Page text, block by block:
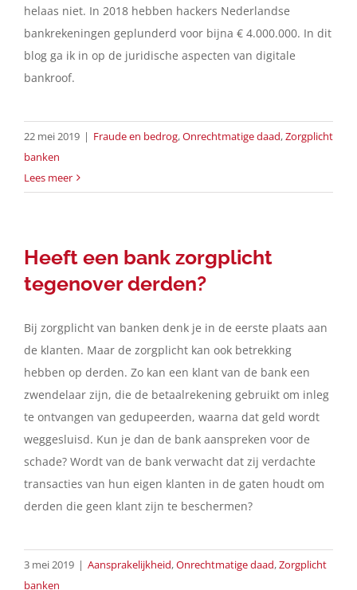
helaas niet. In 2018 hebben hackers Nederlandse
bankrekeningen geplunderd voor bijna € 4.000.000. In dit
blog ga ik in op de juridische aspecten van digitale
bankroof.
22 mei 2019 | Fraude en bedrog,Onrechtmatige daad,Zorgplicht
banken
Lees meer
Heeft een bank zorgplicht
tegenover derden?
Bij zorgplicht van banken denk je in de eerste plaats aan
de klanten. Maar de zorgplicht kan ook betrekking
hebben op derden. Zo kan een klant van de bank een
zwendelaar zijn, die de betaalrekening gebruikt om inleg
te ontvangen van gedupeerden, waarna dat geld wordt
weggesluisd. Kun je dan de bank aanspreken voor de
schade? Wordt van de bank verwacht dat zij verdachte
transacties van hun eigen klanten in de gaten houdt om
derden die geen klant zijn te beschermen?
3 mei 2019 | Aansprakelijkheid,Onrechtmatige daad,Zorgplicht
banken